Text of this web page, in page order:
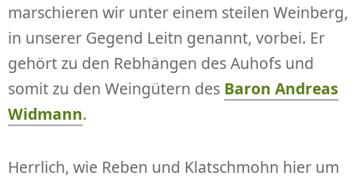
marschieren wir unter einem steilen Weinberg,
in unserer Gegend Leitn genannt, vorbei. Er
gehört zu den Rebhängen des Auhofs und
somit zu den Weingütern des Baron Andreas
Widmann.
Herrlich, wie Reben und Klatschmohn hier um